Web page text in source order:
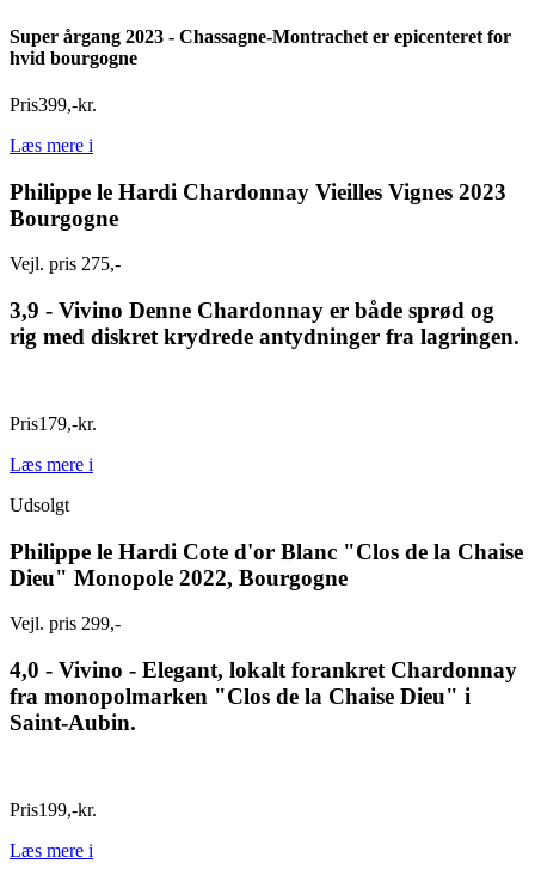
Super årgang 2023 - Chassagne-Montrachet er epicenteret for
hvid bourgogne
Pris399,-kr.
Læs mere i
Philippe le Hardi Chardonnay Vieilles Vignes 2023
Bourgogne
Vejl. pris 275,-
3,9 - Vivino Denne Chardonnay er både sprød og
rig med diskret krydrede antydninger fra lagringen.
Pris179,-kr.
Læs mere i
Udsolgt
Philippe le Hardi Cote d'or Blanc "Clos de la Chaise
Dieu" Monopole 2022, Bourgogne
Vejl. pris 299,-
4,0 - Vivino - Elegant, lokalt forankret Chardonnay
fra monopolmarken "Clos de la Chaise Dieu" i
Saint-Aubin.
Pris199,-kr.
Læs mere i